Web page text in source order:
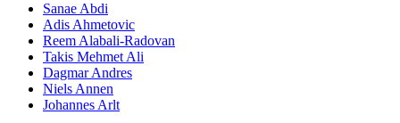
Sanae Abdi
Adis Ahmetovic
Reem Alabali-Radovan
Takis Mehmet Ali
Dagmar Andres
Niels Annen
Johannes Arlt